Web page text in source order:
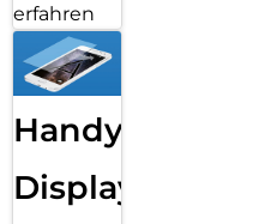
erfahren
Handy
Displayfolie